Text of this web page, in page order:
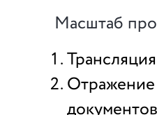
Масштаб